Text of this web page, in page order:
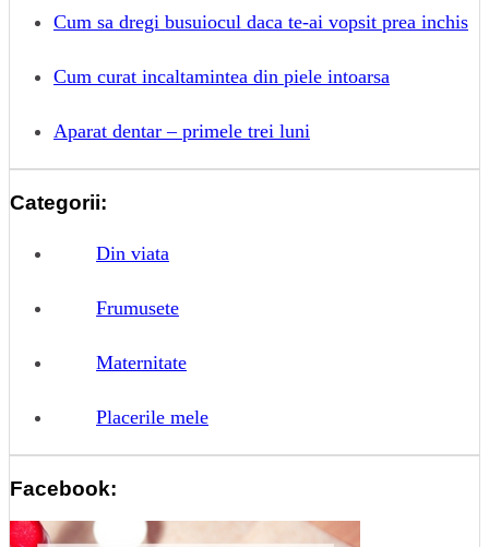
Cum sa dregi busuiocul daca te-ai vopsit prea inchis
Cum curat incaltamintea din piele intoarsa
Aparat dentar – primele trei luni
Categorii:
Din viata
Frumusete
Maternitate
Placerile mele
Facebook: